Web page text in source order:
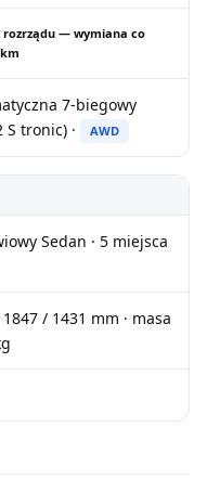
rozrządu — wymiana co
7-biegowy
S tronic) ·
AWD
Sedan · 5 miejsca
/ 1431 mm · masa